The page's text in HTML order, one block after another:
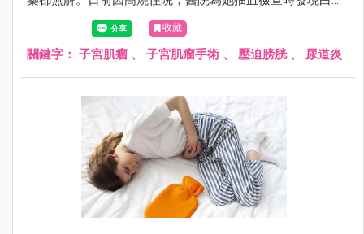
球數超標，血液裡滿佈細菌，同時檢查出她子宮裡長有 7、8
顆大小不一的肌瘤，其中 1 顆大約 8 公分大，向外壓迫到膀
胱和尿道，造成頻尿、排尿困難；另 1 顆壓迫到腸子，造成
收藏
關鍵字： 子宮肌瘤 、 子宮肌瘤手術 、 壓迫膀胱、 尿道炎